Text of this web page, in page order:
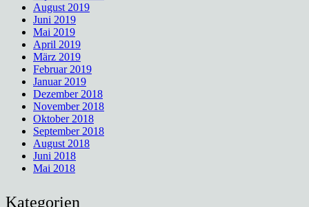
August 2019
Juni 2019
Mai 2019
April 2019
März 2019
Februar 2019
Januar 2019
Dezember 2018
November 2018
Oktober 2018
September 2018
August 2018
Juni 2018
Mai 2018
Kategorien